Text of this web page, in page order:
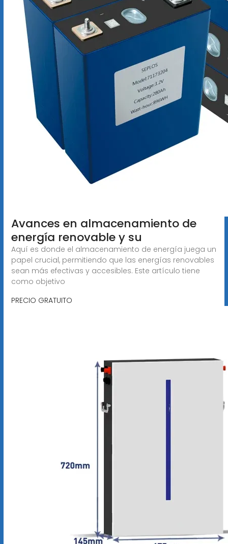
Avances en almacenamiento de
energía renovable y su
Aquí es donde el almacenamiento de energía juega un
papel crucial, permitiendo que las energías renovables
sean más efectivas y accesibles. Este artículo tiene
como objetivo
PRECIO GRATUITO